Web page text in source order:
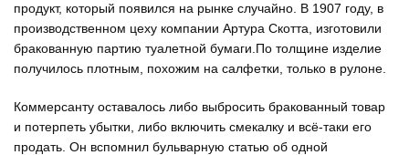
продукт, который появился на рынке случайно. В 1907 году, в
производственном цеху компании Артура Скотта, изготовили
бракованную партию туалетной бумаги.По толщине изделие
получилось плотным, похожим на салфетки, только в рулоне.
Коммерсанту оставалось либо выбросить бракованный товар
и потерпеть убытки, либо включить смекалку и всё-таки его
продать. Он вспомнил бульварную статью об одной